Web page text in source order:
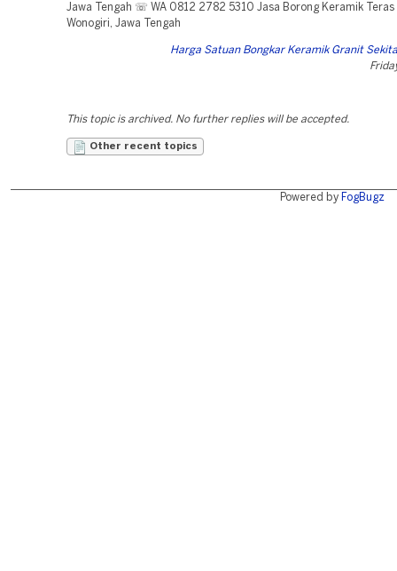
Jawa Tengah ☏ WA 0812 2782 5310 Jasa Borong Keramik Teras
Wonogiri, Jawa Tengah
Harga Satuan Bongkar Keramik Granit
This topic is archived. No further replies will be accepted.
Other recent topics
Powered by FogBugz